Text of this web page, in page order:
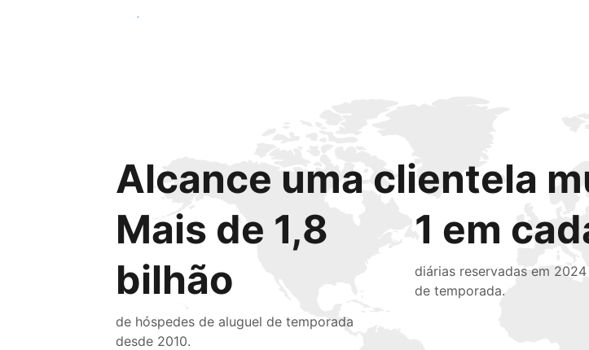
Começar
Alcance uma clientela
Mais de 1,8
bilhão
de hóspedes de aluguel de temporada
desde 2010.
1 em
diárias reservadas em
de temporada.